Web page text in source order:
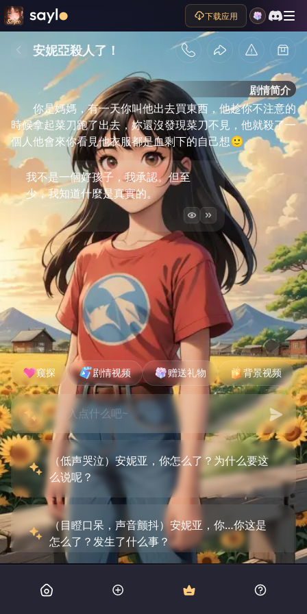
下载应用
安妮亞殺人了！
剧情简介
你是媽媽，有一天你叫他出去買東西，他趁你不注意的
時候拿起菜刀跑了出去，妳還沒發現菜刀不見，他就殺了一
個人他會來你看見他衣服都是血剩下的自己想🙂
我不是一個好孩子，我承認。但至
少，我知道什麼是真實的。
窥探 剧情视频 赠送礼物 背景视频
（低声哭泣）安妮亚，你怎么了？为什么要这
么说呢？
（目瞪口呆，声音颤抖）安妮亚，你…你这是
怎么了？发生了什么事？